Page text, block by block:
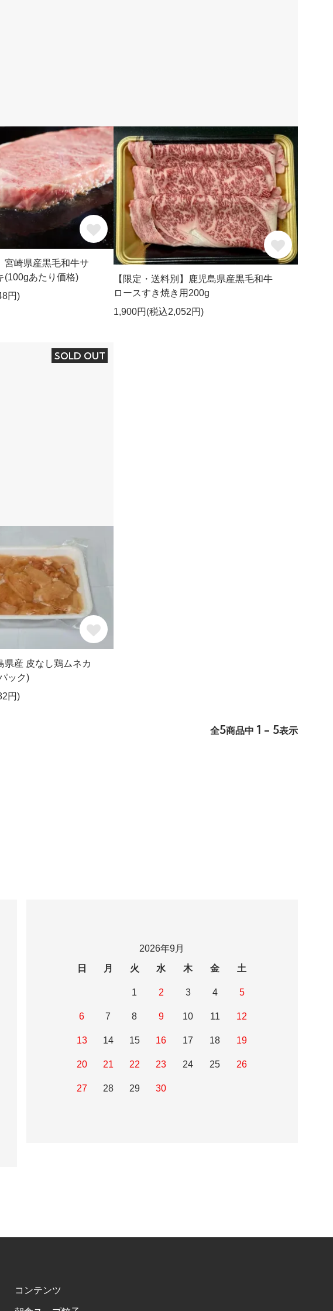
宮崎県産黒毛和牛サ
(100gあたり価格)
円)
【限定・送料別】鹿児島県産黒毛和牛
ロースすき焼き用200g
1,900円(税込2,052円)
SOLD OUT
県産 皮なし鶏ムネカ
ック)
円)
全5商品中 1 - 5表示
2026年9月
日
月 火 水 木 金 土
1 2 3 4 5
6 7 8 9 10 11 12
13 14 15 16 17 18 19
20 21 22 23 24 25 26
27 28 29 30
コンテンツ